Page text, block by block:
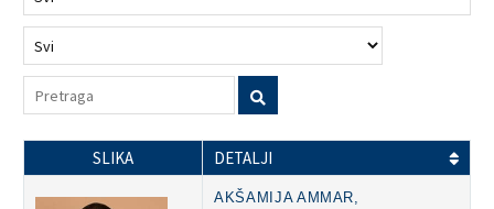
SLIKA DETALJI
AKŠAMIJA AMMAR,